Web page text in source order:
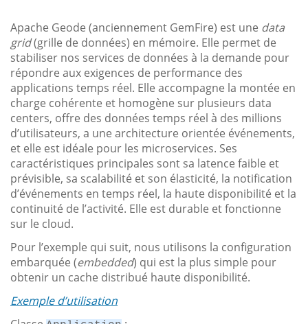
Apache Geode (anciennement GemFire) est une data
grid(grille de données) en mémoire. Elle permet de
stabiliser nos services de données à la demande pour
répondre aux exigences de performance des
applications temps réel. Elle accompagne la montée en
charge cohérente et homogène sur plusieurs data
centers, offre des données temps réel à des millions
d’utilisateurs, a une architecture orientée événements,
et elle est idéale pour les microservices. Ses
caractéristiques principales sont sa latence faible et
prévisible, sa scalabilité et son élasticité, la notification
d’événements en temps réel, la haute disponibilité et la
continuité de l’activité. Elle est durable et fonctionne
sur le cloud.
Pour l’exemple qui suit, nous utilisons la configuration
embarquée (embedded) qui est la plus simple pour
obtenir un cache distribué haute disponibilité.
Exemple d’utilisation